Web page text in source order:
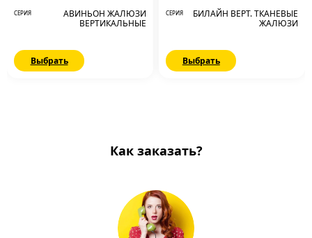
СЕРИЯ
АВИНЬОН ЖАЛЮЗИ
ВЕРТИКАЛЬНЫЕ
Выбрать
СЕРИЯ
БИЛАЙН ВЕРТ. ТКАНЕВЫЕ
ЖАЛЮЗИ
Выбрать
Как заказать?